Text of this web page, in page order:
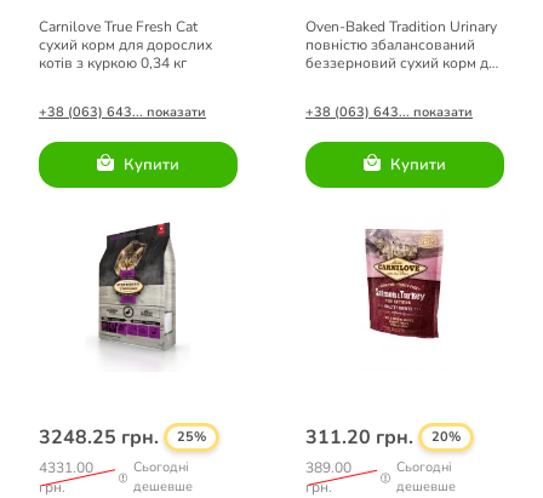
Carnilove True Fresh Cat
сухий корм для дорослих
котів з куркою 0,34 кг
+38 (063) 643... показати
Купити
Oven-Baked Tradition Urinary
повністю збалансований
беззерновий сухий корм для
+38 (063) 643... показати
Купити
3248.25 грн. 25%
4331.00
грн.
Сьогодні
дешевше
311.20 грн. 20%
389.00
грн.
Сьогодні
дешевше